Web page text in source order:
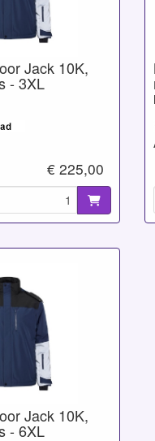
Jack 10K,
- 3XL
€ 225,00
Jack 10K,
- 6XL